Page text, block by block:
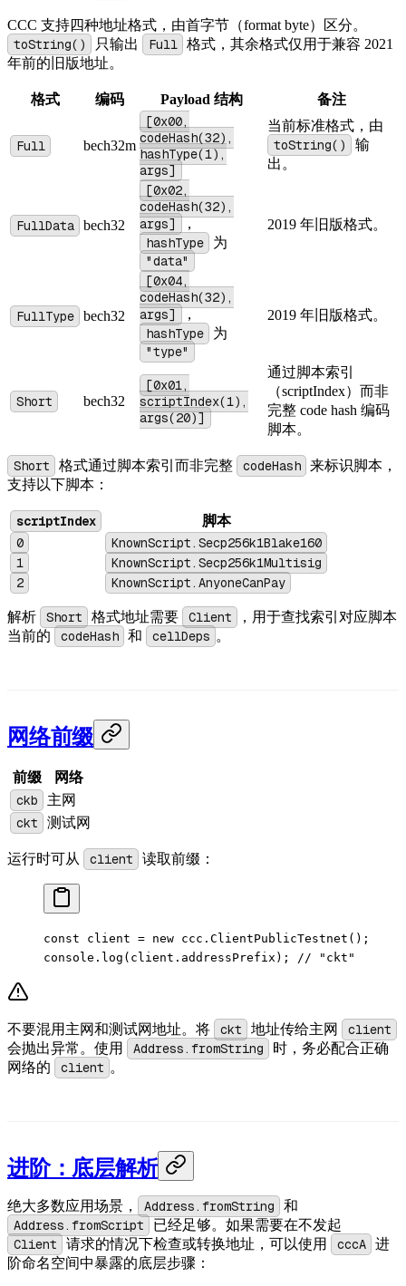
CCC 支持四种地址格式，由首字节（format byte）区分。
toString() 只输出 Full
格式，其余格式仅用于兼容 2021
年前的旧版地址。
格式 编码 Payload 结构 备注
Full bech32m
[0x00,
codeHash(32),
hashType(1),
args]
当前标准格式，由
toString()
输
出。
FullData bech32
[0x02,
codeHash(32),
args]
，
hashType 为
"data"
2019 年旧版格式。
FullType bech32
[0x04,
codeHash(32),
args]
，
hashType 为
"type"
2019 年旧版格式。
Short bech32
[0x01,
scriptIndex(1),
args(20)]
通过脚本索引
（scriptIndex）而非
完整 code hash 编码
脚本。
Short 格式通过脚本索引而非完整 codeHash
来标识脚本，
支持以下脚本：
scriptIndex 脚本
0
KnownScript.Secp256k1Blake160
1
KnownScript.Secp256k1Multisig
2
KnownScript.AnyoneCanPay
解析 Short 格式地址需要 Client
，用于查找索引对应脚本
当前的
codeHash 和 cellDeps 。
网络前缀
前缀 网络
ckb 主网
ckt 测试网
运行时可从 client 读取前缀：
const client = new ccc. ClientPublicTestnet ();
console. log (client.addressPrefix); // "ckt"
不要混用主网和测试网地址。将 ckt 地址传给主网 client
会抛出异常。使用 Address.fromString
时，务必配合正确
网络的
client 。
进阶：底层解析
绝大多数应用场景， Address.fromString 和
Address.fromScript 已经足够。如果需要在不发起
Client 请求的情况下检查或转换地址，可以使用 cccA
进
阶命名空间中暴露的底层步骤：